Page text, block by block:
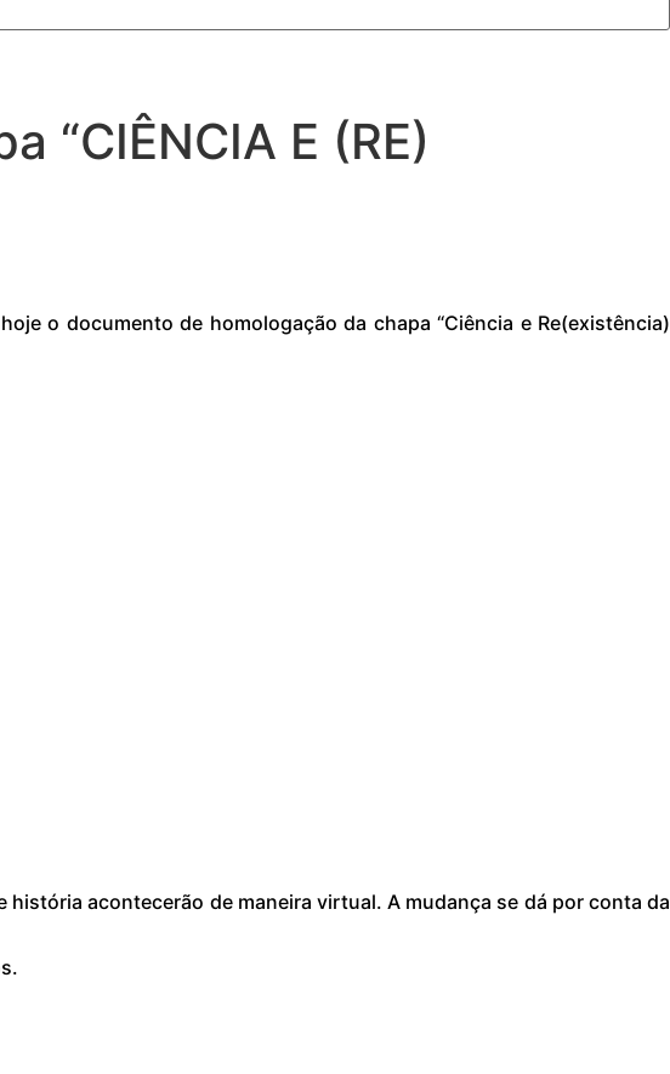
“CIÊNCIA E (RE)
o documento de homologação da chapa “Ciência e Re(existência)
história acontecerão de maneira virtual. A mudança se dá por conta da